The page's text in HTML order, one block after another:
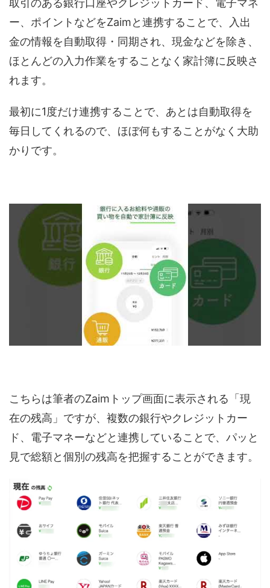
取引のある銀行口座やクレジットカード、電子マネ
ー、ポイントなどをZaimと連携することで、入出
金の情報を自動取得・同期され、現金などを除き、
ほとんどの入力作業をすることなく家計簿に反映さ
れます。
最初に1度だけ連携することで、あとは自動取得を
毎日してくれるので、ほぼ何もすることがなく大助
かりです。
こちらは筆者のZaimトップ画面に表示される「現
在の残高」ですが、複数の銀行やクレジットカー
ド、電子マネーなどと連携していることで、パッと
見で総額と個別の残高を把握することができます。